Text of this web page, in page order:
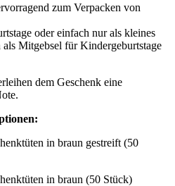
zum Verpacken von
oder einfach nur als kleines
Mitgebsel für Kindergeburtstage
dem Geschenk eine
in braun gestreift (50
in braun (50 Stück)